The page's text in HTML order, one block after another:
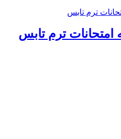
امتحانات ترم تابس